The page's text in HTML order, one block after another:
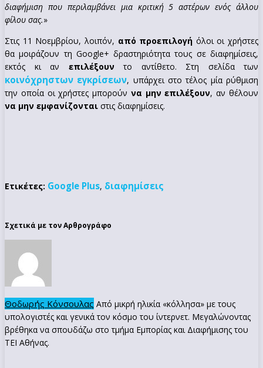
διαφήμιση που περιλαμβάνει μια κριτική 5 αστέρων ενός άλλου
φίλου σας.»
Στις 11 Νοεμβρίου, λοιπόν, από προεπιλογή όλοι οι χρήστες
θα μοιράζουν τη Google+ δραστηριότητα τους σε διαφημίσεις,
εκτός κι αν επιλέξουν το αντίθετο. Στη σελίδα των
κοινόχρηστων εγκρίσεων, υπάρχει στο τέλος μία ρύθμιση
την οποία οι χρήστες μπορούν να μην επιλέξουν, αν θέλουν
να μην εμφανίζονται στις διαφημίσεις.
Ετικέτες: Google Plus, διαφημίσεις
Σχετικά με τον Αρθρογράφο
Θοδωρής Κόνσουλας Από μικρή ηλικία «κόλλησα» με τους
υπολογιστές και γενικά τον κόσμο του ίντερνετ. Μεγαλώνοντας
βρέθηκα να σπουδάζω στο τμήμα Εμπορίας και Διαφήμισης του
ΤΕΙ Αθήνας.